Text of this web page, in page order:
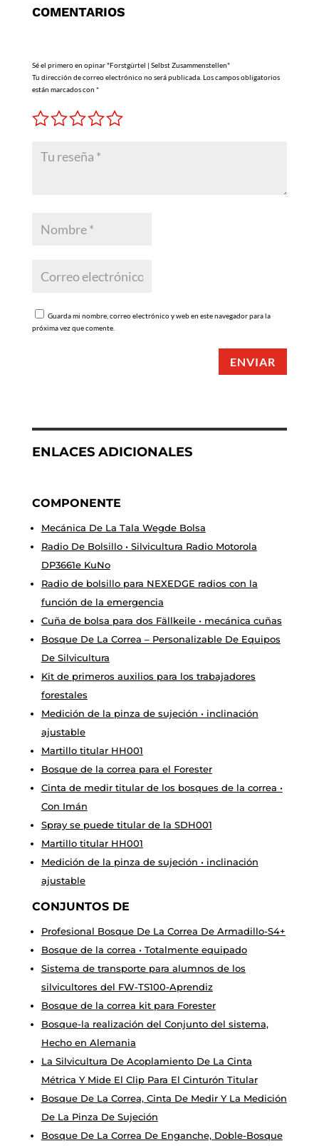
COMENTARIOS
Sé el primero en opinar "Forstgürtel | Selbst Zusammenstellen"
Tu dirección de correo electrónico no será publicada. Los campos obligatorios
están marcados con *
Guarda mi nombre, correo electrónico y web en este navegador para la
próxima vez que comente.
ENVIAR
ENLACES ADICIONALES
COMPONENTE
Mecánica De La Tala Wegde Bolsa
Radio De Bolsillo • Silvicultura Radio Motorola
DP3661e KuNo
Radio de bolsillo para NEXEDGE radios con la
función de la emergencia
Cuña de bolsa para dos Fällkeile • mecánica cuñas
Bosque De La Correa – Personalizable De Equipos
De Silvicultura
Kit de primeros auxilios para los trabajadores
forestales
Medición de la pinza de sujeción • inclinación
ajustable
Martillo titular HH001
Bosque de la correa para el Forester
Cinta de medir titular de los bosques de la correa •
Con Imán
Spray se puede titular de la SDH001
Martillo titular HH001
Medición de la pinza de sujeción • inclinación
ajustable
CONJUNTOS DE
Profesional Bosque De La Correa De Armadillo-S4+
Bosque de la correa • Totalmente equipado
Sistema de transporte para alumnos de los
silvicultores del FW-TS100-Aprendiz
Bosque de la correa kit para Forester
Bosque-la realización del Conjunto del sistema,
Hecho en Alemania
La Silvicultura De Acoplamiento De La Cinta
Métrica Y Mide El Clip Para El Cinturón Titular
Bosque De La Correa, Cinta De Medir Y La Medición
De La Pinza De Sujeción
Bosque De La Correa De Enganche, Doble-Bosque